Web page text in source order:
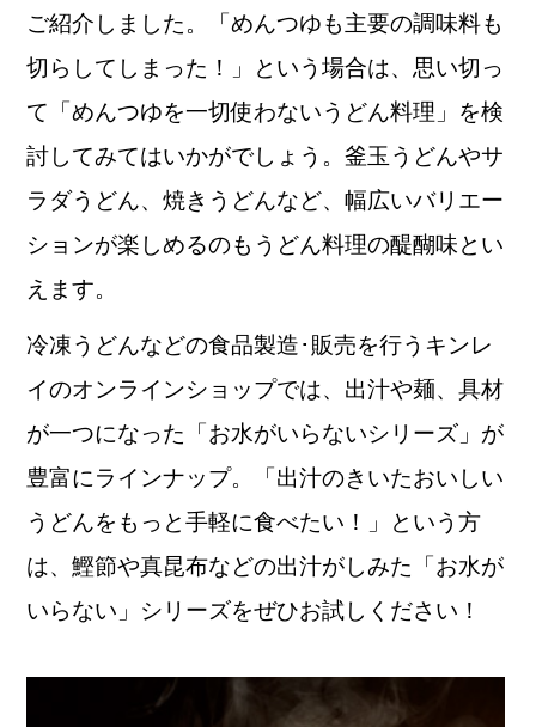
ご紹介しました。「めんつゆも主要の調味料も
切らしてしまった！」という場合は、思い切っ
て「めんつゆを一切使わないうどん料理」を検
討してみてはいかがでしょう。釜玉うどんやサ
ラダうどん、焼きうどんなど、幅広いバリエー
ションが楽しめるのもうどん料理の醍醐味とい
えます。
冷凍うどんなどの食品製造･販売を行うキンレ
イのオンラインショップでは、出汁や麺、具材
が一つになった「お水がいらないシリーズ」が
豊富にラインナップ。「出汁のきいたおいしい
うどんをもっと手軽に食べたい！」という方
は、鰹節や真昆布などの出汁がしみた「お水が
いらない」シリーズをぜひお試しください！